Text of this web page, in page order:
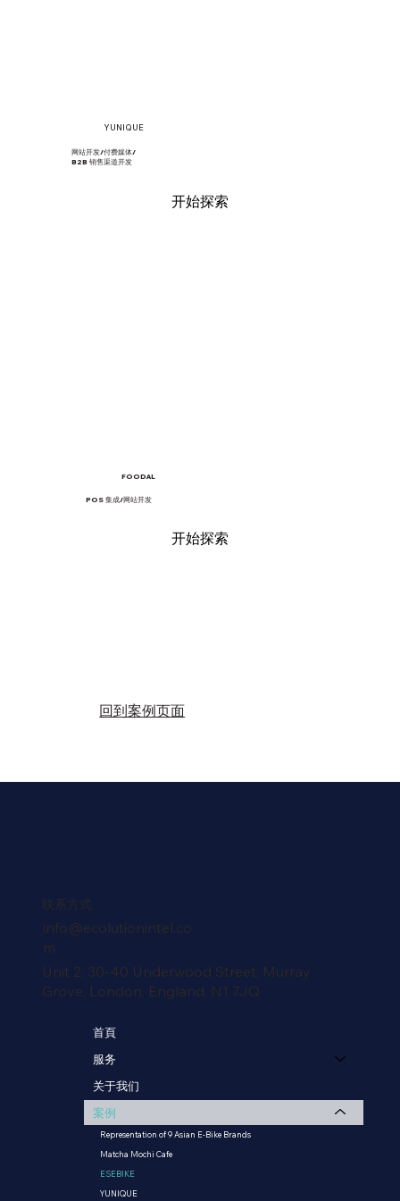
​YUNIQUE
网站开发/付费媒体/
B2B 销售渠道开发
开始探索
FOODAL
POS 集成/网站开发
开始探索
回到案例页面
首頁
服务
关于我们
案例
Representation of 9 Asian E-Bike Brands
Matcha Mochi Cafe
ESEBIKE
YUNIQUE
​联系方式
info@ecolutionintel.co
m
Unit 2, 30-40 Underwood Street, Murray
Grove, London, England, N1 7JQ